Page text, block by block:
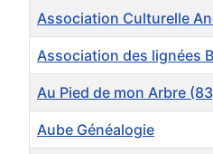
Association Culturelle
Association des lignées
Au Pied de mon Arbre
Aube Généalogie